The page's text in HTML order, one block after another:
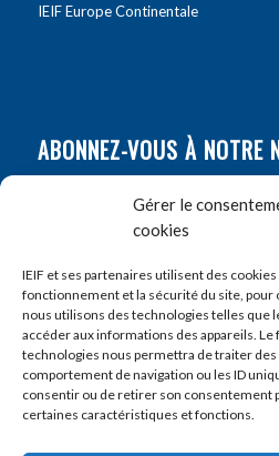
Gérer le
cookies
IEIF et ses partenaires utilisent des
fonctionnement et la sécurité du site,
nous utilisons des technologies telles que
accéder aux informations des appareils. Le
technologies nous permettra de traiter
comportement de navigation ou les ID
consentir ou de retirer son consentement
certaines caractéristiques et fonctions.
IEIF Europe Continentale
ABONNEZ-VOUS À NOTRE
Prénom*
E-mail*